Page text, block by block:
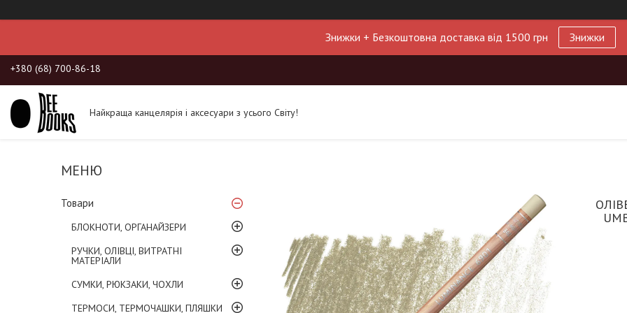
Знижки + Безкоштовна доставка від 1500 грн Знижки
+380 (68) 700-86-18
Найкраща канцелярія і аксесуари з усього Світу!
Товари
БЛОКНОТИ, ОРГАНАЙЗЕРИ
РУЧКИ, ОЛІВЦІ, ВИТРАТНІ
МАТЕРІАЛИ
СУМКИ, РЮКЗАКИ, ЧОХЛИ
ТЕРМОСИ, ТЕРМОЧАШКИ, ПЛЯШКИ